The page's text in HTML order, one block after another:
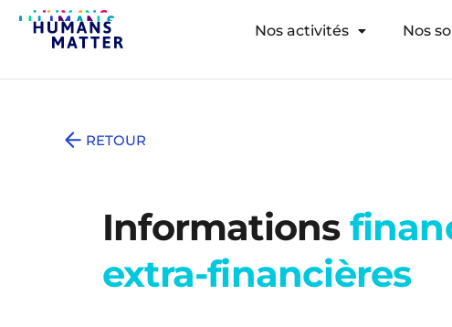
Nos activités Nos
RETOUR
Informations
extra-financières